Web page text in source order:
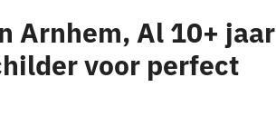
Arnhem, Al 10+ jaar
voor perfect